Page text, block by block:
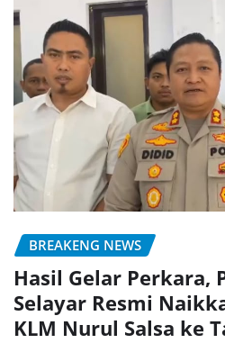
BREAKENG NEWS
Hasil Gelar Perkara,
Selayar Resmi
KLM Nurul Salsa ke